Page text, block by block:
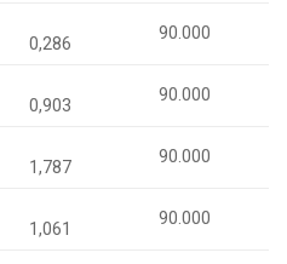
0,286
90.000
0,903
90.000
1,787
90.000
1,061
90.000